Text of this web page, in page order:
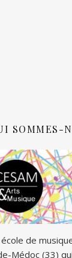
SOMMES-
école de
Médoc (33)